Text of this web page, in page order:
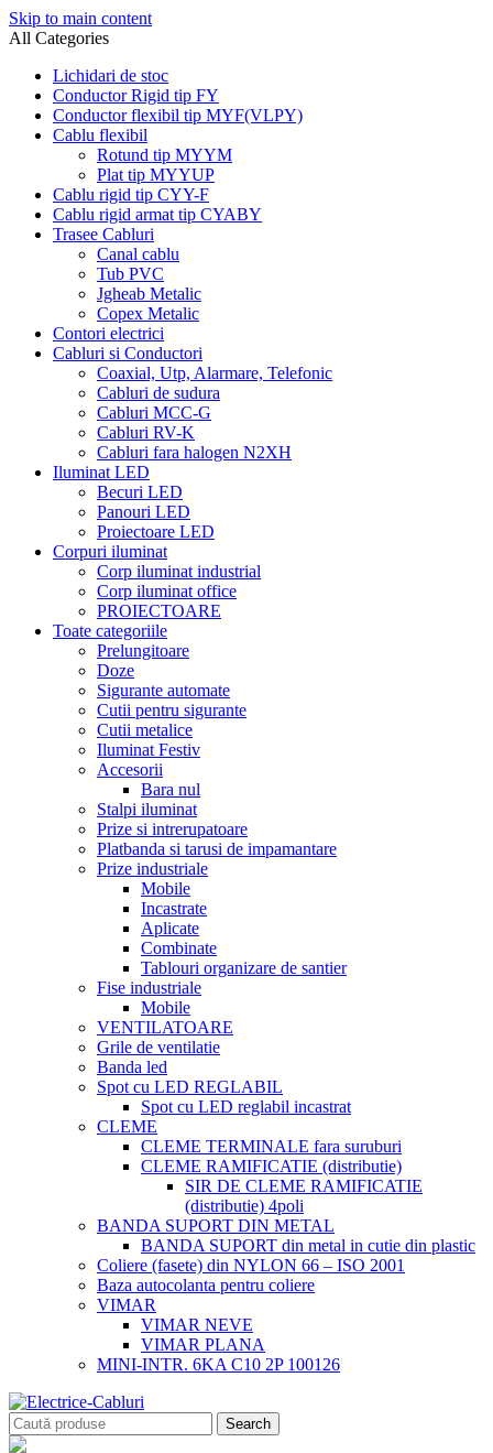
Skip to main content
All Categories
Lichidari de stoc
Conductor Rigid tip FY
Conductor flexibil tip MYF(VLPY)
Cablu flexibil
Rotund tip MYYM
Plat tip MYYUP
Cablu rigid tip CYY-F
Cablu rigid armat tip CYABY
Trasee Cabluri
Canal cablu
Tub PVC
Jgheab Metalic
Copex Metalic
Contori electrici
Cabluri si Conductori
Coaxial, Utp, Alarmare, Telefonic
Cabluri de sudura
Cabluri MCC-G
Cabluri RV-K
Cabluri fara halogen N2XH
Iluminat LED
Becuri LED
Panouri LED
Proiectoare LED
Corpuri iluminat
Corp iluminat industrial
Corp iluminat office
PROIECTOARE
Toate categoriile
Prelungitoare
Doze
Sigurante automate
Cutii pentru sigurante
Cutii metalice
Iluminat Festiv
Accesorii
Bara nul
Stalpi iluminat
Prize si intrerupatoare
Platbanda si tarusi de impamantare
Prize industriale
Mobile
Incastrate
Aplicate
Combinate
Tablouri organizare de santier
Fise industriale
Mobile
VENTILATOARE
Grile de ventilatie
Banda led
Spot cu LED REGLABIL
Spot cu LED reglabil incastrat
CLEME
CLEME TERMINALE fara suruburi
CLEME RAMIFICATIE (distributie)
SIR DE CLEME RAMIFICATIE
(distributie) 4poli
BANDA SUPORT DIN METAL
BANDA SUPORT din metal in cutie din plastic
Coliere (fasete) din NYLON 66 – ISO 2001
Baza autocolanta pentru coliere
VIMAR
VIMAR NEVE
VIMAR PLANA
MINI-INTR. 6KA C10 2P 100126
Search